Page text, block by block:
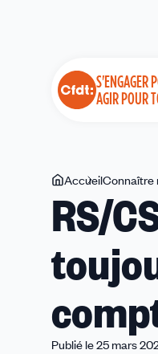
S'ENGAGER
AGIR POUR
Vous
êtes
ici
AccueilConnaître
RS/
Publié le 25 mars